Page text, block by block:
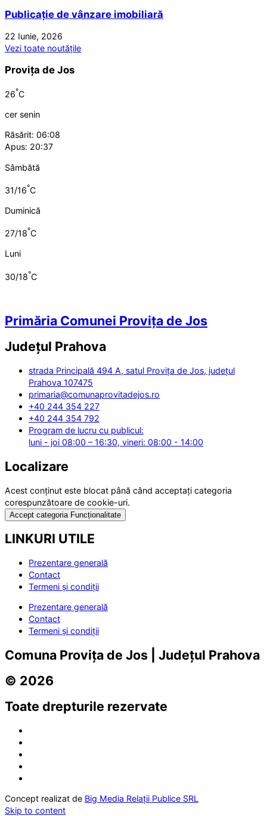
Publicație de vânzare imobiliară
22 Iunie, 2026
Vezi toate noutățile
Provița de Jos
26°C
cer senin
Răsărit: 06:08
Apus: 20:37
Sâmbătă
31/16°C
Duminică
27/18°C
Luni
30/18°C
Primăria Comunei Provița de Jos
Județul Prahova
strada Principală 494 A, satul Provița de Jos, județul
Prahova 107475
primaria@comunaprovitadejos.ro
+40 244 354 227
+40 244 354 792
Program de lucru cu publicul:
luni - joi 08:00 – 16:30, vineri: 08:00 - 14:00
Localizare
Acest conținut este blocat până când acceptați categoria
corespunzătoare de cookie-uri.
Accept categoria Funcționalitate
LINKURI UTILE
Prezentare generală
Contact
Termeni și condiții
Prezentare generală
Contact
Termeni și condiții
Comuna Provița de Jos | Județul Prahova
© 2026
Toate drepturile rezervate
Concept realizat de Big Media Relații Publice SRL
Skip to content